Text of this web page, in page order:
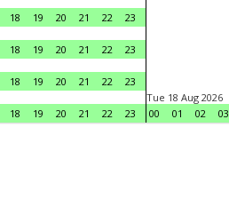
18 19 20 21 22
23
18 19 20 21 22
23
18 19 20 21 22
23
18 19 20 21 22 23
Tue 18 Aug 2026
00
01 02 03